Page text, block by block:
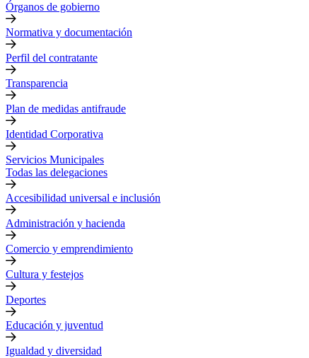
Órganos de gobierno
Normativa y documentación
Perfil del contratante
Transparencia
Plan de medidas antifraude
Identidad Corporativa
Servicios Municipales
Todas las delegaciones
Accesibilidad universal e inclusión
Administración y hacienda
Comercio y emprendimiento
Cultura y festejos
Deportes
Educación y juventud
Igualdad y diversidad